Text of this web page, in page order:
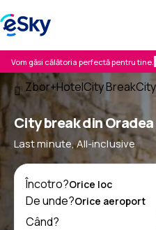
Vom găsi călătoria perfectă pentru tine.
Zbor+HotelCity Break
City break din Oradea
Last minute, All-inclusive
Încotro?
De unde?
Când?